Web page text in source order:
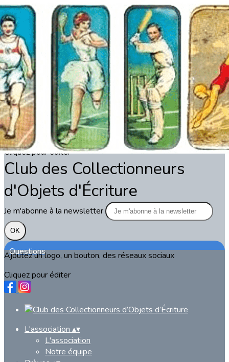
Exporter les lignes sélectionnées
Exporter toutes les colonnes
Exporter uniquement les colonnes affichées
Menu
?>
Images de la page d'accueil
Cliquez pour éditer
Texte, bouton et/ou inscription à la newsletter
Cliquez pour éditer
Club des Collectionneurs
d'Objets d'Écriture
Je m'abonne à la newsletter
OK
Questions
Ajoutez un logo, un bouton, des réseaux sociaux
Cliquez pour éditer
L'association ▴▾
L'association
Notre équipe